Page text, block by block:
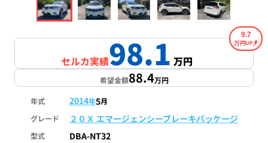
セルカ実績98.1万円
9.7
万円
希望金額88.4万円
年式 2014年5月
グレード
２０Ｘ エマージェンシーブレーキパッケージ
型式 DBA-NT32